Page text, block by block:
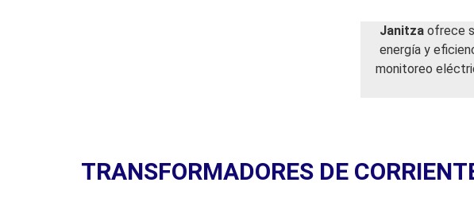
Janitzaofrece
energía y
monitoreo
TRANSFORMADORES DE